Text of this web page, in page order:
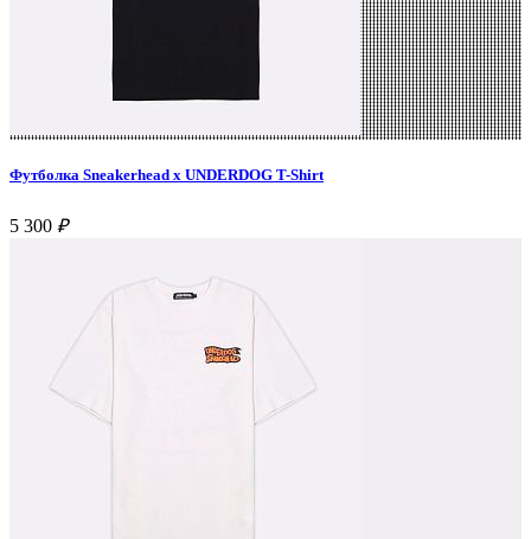
Футболка Sneakerhead x UNDERDOG T-Shirt
5 300 ₽